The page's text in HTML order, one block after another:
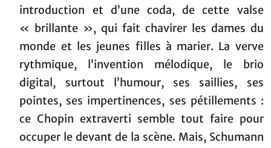
introduction et d’une coda, de cette valse
« brillante », qui fait chavirer les dames du
monde et les jeunes filles à marier. La verve
rythmique, l’invention mélodique, le brio
digital, surtout l’humour, ses saillies, ses
pointes, ses impertinences, ses pétillements :
ce Chopin extraverti semble tout faire pour
occuper le devant de la scène. Mais, Schumann